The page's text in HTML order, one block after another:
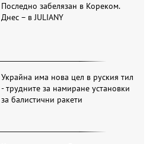
Последно забелязан в Кореком.
Днес – в JULIANY
Украйна има нова цел в руския тил
- трудните за намиране установки
за балистични ракети